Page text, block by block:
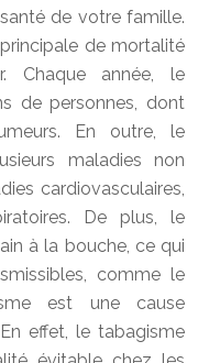
de votre famille.
de mortalité
Chaque année, le
de personnes, dont
En outre, le
maladies non
cardiovasculaires,
De plus, le
à la bouche, ce qui
comme le
est une cause
effet, le tabagisme